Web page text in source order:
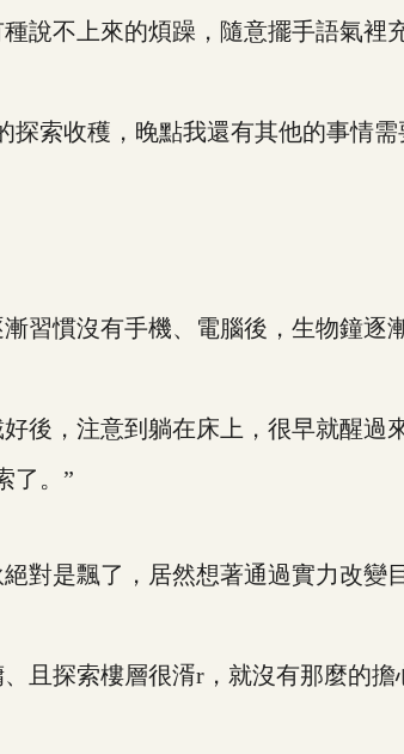
不上來的煩躁，隨意擺手語氣裡充
索收穫，晚點我還有其他的事情需
慣沒有手機、電腦後，生物鐘逐漸
，注意到躺在床上，很早就醒過來
了。”
是飄了，居然想著通過實力改變目
探索樓層很湑r，就沒有那麼的擔